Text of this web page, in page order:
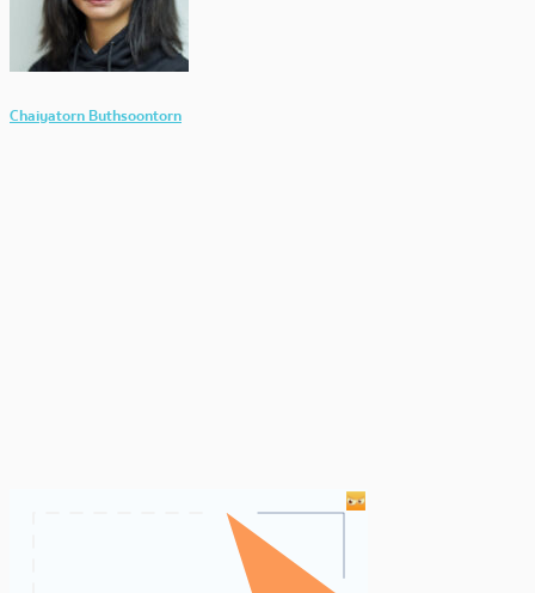
Chaiyatorn Buthsoontorn